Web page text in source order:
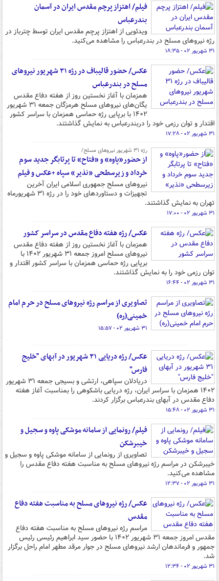
فیلم/ اهتزاز پرچم مقدس ایران در آسمان
بندرعباس
ویدئویی از اهتزاز پرچم مقدس ایران توسط چترباز در
رژه نیروهای مسلح در بندرعباس را مشاهده می‌کنید.
۳۱ شهریور ۰۲ - ۱۸:۳۵
عکس/ حضور قالیباف در رژه ۳۱ شهریور نیروهای
مسلح در بندرعباس
همزمان با آغاز نخستین روز از هفته دفاع مقدس
یگان‌های نیروهای مسلح هرمزگان جمعه ۳۱ شهریور
۱۴۰۲ با برپایی رژه حماسی همزمان با سراسر کشور
اقتدار و توان رزمی خود را دربندرعباس به نمایش گذاشتند.
۳۱ شهریور ۰۲ - ۱۷:۲۸
رژه ۳۱ شهریور نیروهای مسلح/
از حضور«پاوه» و «فتاح» تا پرتابگر جدید سوم
خرداد و زیرسطحی «نذیر» سپاه +عکس و فیلم
نیروهای مسلح جمهوری اسلامی ایران آخرین
تجهیزات و دستاوردهای خود را در رژه ۳۱ شهریورماه
تهران به نمایش گذاشتند.
۳۱ شهریور ۰۲ - ۱۷:۰۰
عکس/ رژه هفته دفاع مقدس در سراسر کشور
همزمان با آغاز نخستین روز از هفته دفاع مقدس
نیروهای مسلح امروز جمعه ۳۱ شهریور ۱۴۰۲ با
برپایی رژه حماسی همزمان با سراسر کشور اقتدار و
توان رزمی خود را به نمایش گذاشتند.
۳۱ شهریور ۰۲ - ۱۶:۴۴
تصاویری از مراسم رژه نیروهای مسلح در حرم امام
خمینی(ره)
۳۱ شهریور ۰۲ - ۱۵:۵۷
عکس/ رژه دریایی ۳۱ شهریور در آبهای "خلیج
فارس"
دریادلان سپاهی، ارتشی و بسیجی جمعه ۳۱ شهریور
۱۴۰۲ همزمان با سراسر ایران، رژه دریایی باشکوهی را بمناسبت آغاز هفته
دفاع مقدس در آبهای بندرعباس برگزار کردند.
۳۱ شهریور ۰۲ - ۱۵:۴۸
فیلم/ رونمایی از سامانه موشکی پاوه و سجیل و
خیبرشکن
تصاویری از رونمایی از سامانه موشکی پاوه و سجیل و
خیبرشکن در مراسم رژه نیروهای مسلح به مناسبت هفته دفاع مقدس را
مشاهده می‌کنید.
۳۱ شهریور ۰۲ - ۱۲:۳۷
عکس/ رژه نیروهای مسلح به مناسبت هفته دفاع
مقدس
مراسم رژه نیروهای مسلح به مناسبت هفته دفاع
مقدس امروز جمعه ۳۱ شهریور ۱۴۰۲ با حضور سید ابراهیم رئیسی رئیس
جمهور و فرماندهان ارشد نیروهای مسلح در جوار مرقد مطهر امام راحل برگزار
شد.
۳۱ شهریور ۰۲ - ۱۲:۳۴